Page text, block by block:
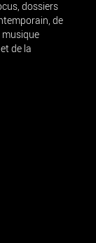
dossiers
de
musique
de la